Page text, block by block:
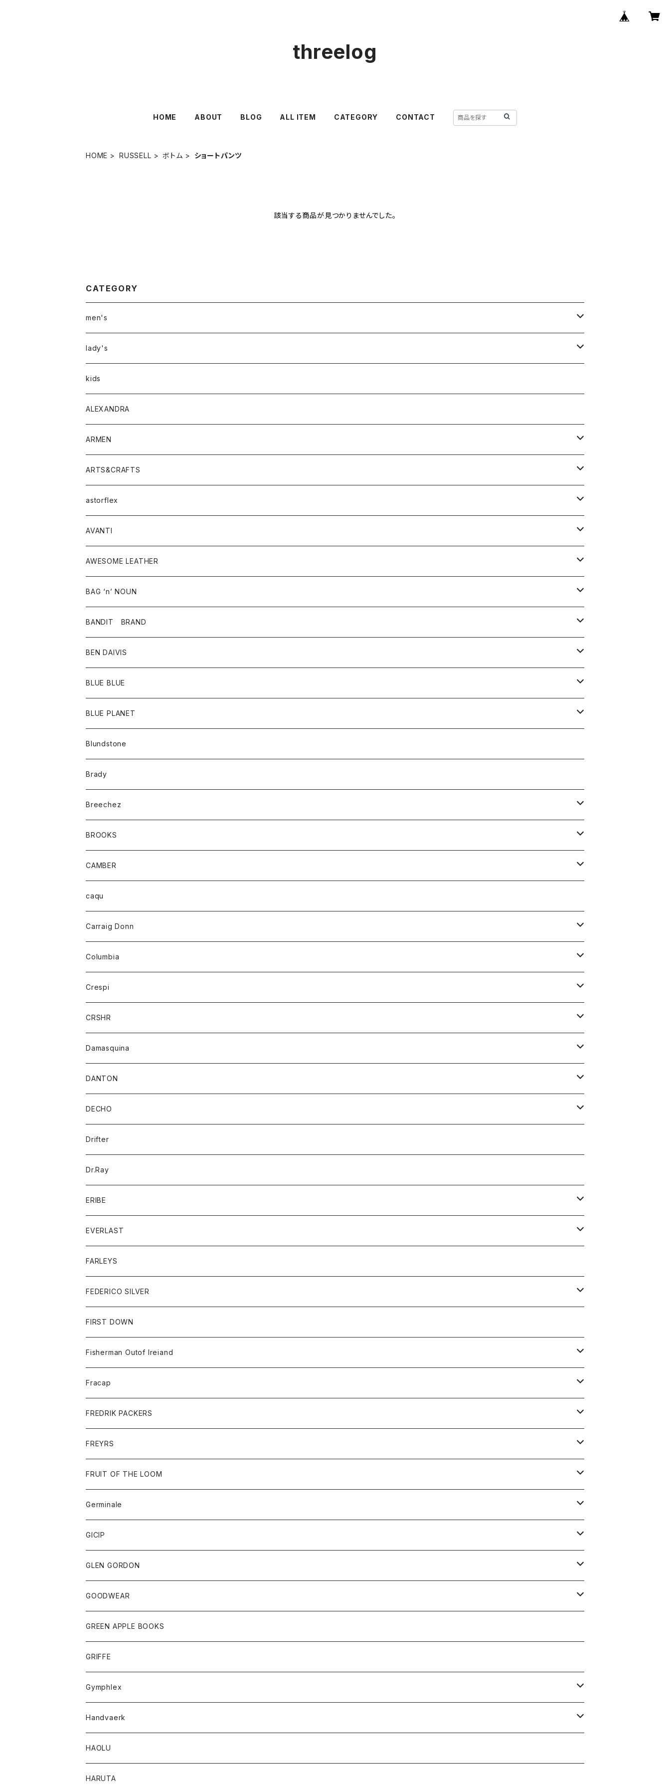
threelog
HOME ABOUT BLOG ALL ITEM CATEGORY CONTACT
HOME RUSSELL ボトム ショートパンツ
該当する商品が見つかりませんでした。
CATEGORY
men's
アウター
トップス
Tシャツ
シャツ
ボトムス
lady's
アウター
トップス
Tシャツ・カットソー
シャツ・ブラウス
ボトムス
パンツ
スカート
ワンピース・オールインワン
バッグ
シューズ
アクセサリー
その他雑貨
kids
ALEXANDRA
ARMEN
アウター
コート
ジャケット
トップス
ベスト
シャツ
ワンピース
ボトム
スカート
パンツ
グッズ
靴
ARTS&CRAFTS
アクセサリー
ウォレット
バッグ
astorflex
グッズ
靴
AVANTI
シャツ
AWESOME LEATHER
アウター
革ジャケット
BAG ‘n’ NOUN
アクセサリー
バッグ
ポーチ
BANDIT BRAND
トップス
Ｔシャツ
BEN DAIVIS
ポトム
パンツ
BLUE BLUE
アウター
カーディガン
コート
アクセサリー
バッグ
ベルト
キッズ
Tシャツ
グッズ
アンダーウェアー
カードホルダー
チーフ
バンダナ
トップス
カーディガン
トレーナー
パーカー
ボトム
オーバーオール
ショートパンツ
レディース
オーバーオール
カーディガン
Tシャツ
パーカー
BLUE PLANET
サングラス
Blundstone
Brady
Breechez
シャツ
BROOKS
グッズ
靴
CAMBER
トップス
ハーフスリーブTシャツ
caqu
Carraig Donn
ニット
Columbia
アウター
ジャケット
Crespi
ジャケット
ワンピース
ブラウス
CRSHR
キャップ
Damasquina
ウォレット
カードケース
バッグ
DANTON
アウター
コート
ジャケット
アクセサリー
バッグ
キッズ
シャツ
Tシャツ
グッズ
帽子
トップス
シャツ
セーター
ボトム
ショートパンツ
パンツ
レディース
コート
ジャケット
Tシャツ
ボトム
DECHO
帽子
Drifter
Dr.Ray
ERIBE
ニット
EVERLAST
トップス
ジャケット
スエットシャツ
ボトム
スエットパンツ
グッズ
帽子
FARLEYS
FEDERICO SILVER
アクセサリー
FIRST DOWN
Fisherman Outof Ireiand
ニット
Fracap
グッズ
靴
FREDRIK PACKERS
アクセサリー
バッグ
FREYRS
サングラス
FRUIT OF THE LOOM
アウター
パーカー
グッズ
ネクタイ
チーフ
トップス
シャツ
タンクトップ
ボトム
ショートパンツ
スカート
レディース
スカート
Tシャツ
Germinale
靴
サンダル
GICIP
トップス
Tシャツ
GLEN GORDON
グッズ
手袋
GOODWEAR
トップス
Tシャツ
GREEN APPLE BOOKS
GRIFFE
Gymphlex
アウター
カーディガン
コート
トップス
シャツ
レディース
Handvaerk
トップス
Tシャツ
HAOLU
HARUTA